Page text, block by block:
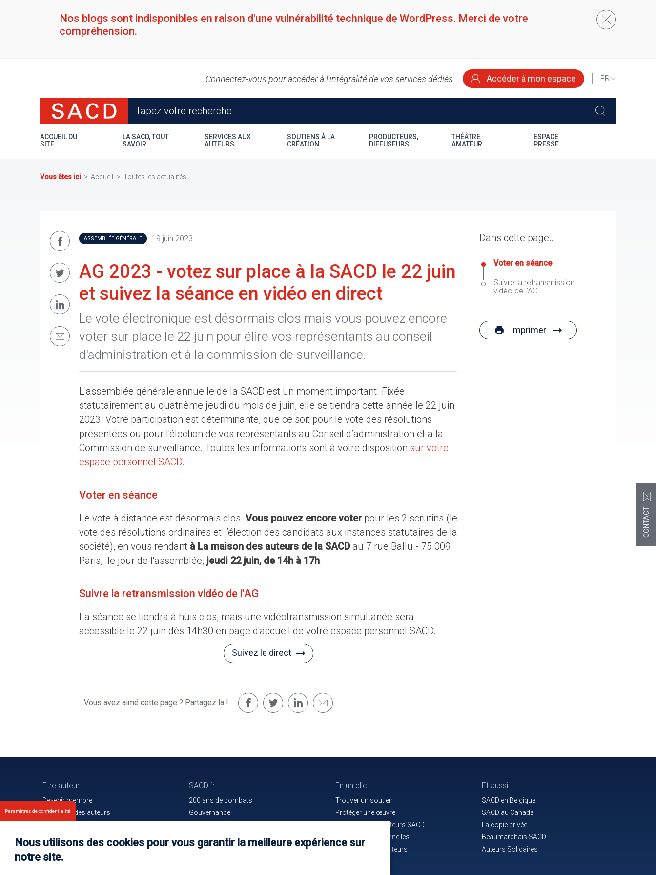
Nos blogs sont indisponibles en raison d'une vulnérabilité technique de WordPress. Merci de votre
compréhension.
Connectez-vous pour accéder à l'intégralité de vos services dédiés Accéder à mon espace
SELECT
LANGUAGE
ACCUEIL DU
SITE
LA SACD, TOUT
SAVOIR
SERVICES AUX
AUTEURS
SOUTIENS À LA
CRÉATION
PRODUCTEURS,
DIFFUSEURS...
THÉÂTRE
AMATEUR
ESPACE
PRESSE
Vous êtes ici Accueil Toutes les actualités
ASSEMBLÉE GÉNÉRALE 19 juin 2023
AG 2023 - votez sur place à la SACD le 22 juin
et suivez la séance en vidéo en direct
Le vote électronique est désormais clos mais vous pouvez encore
voter sur place le 22 juin pour élire vos représentants au conseil
d'administration et à la commission de surveillance.
L'assemblée générale annuelle de la SACD est un moment important. Fixée
statutairement au quatrième jeudi du mois de juin, elle se tiendra cette année le 22 juin
2023. Votre participation est déterminante, que ce soit pour le vote des résolutions
présentées ou pour l'élection de vos représentants au Conseil d’administration et à la
Commission de surveillance. Toutes les informations sont à votre disposition sur votre
espace personnel SACD.
Voter en séance
Le vote à distance est désormais clos. Vous pouvez encore voterpour les 2 scrutins (le
vote des résolutions ordinaires et l’élection des candidats aux instances statutaires de la
société), en vous rendant à La maison des auteurs de la SACDau 7 rue Ballu - 75 009
Paris, le jour de l'assemblée, jeudi 22 juin, de 14h à 17h.
Suivre la retransmission vidéo de l'AG
La séance se tiendra à huis clos, mais une vidéotransmission simultanée sera
accessible le 22 juin dès 14h30 en page d'accueil de votre espace personnel SACD.
Suivez le direct
Vous avez aimé cette page ? Partagez la !
Dans cette page…
Voter en séance
Suivre la retransmission
vidéo de l'AG
Imprimer
Etre auteur
Devenir membre
Les droits des auteurs
Nos membres
SACD.fr
200 ans de combats
Gouvernance
Communiqués de presse
Oeuvres en cours d'identification
En un clic
Trouver un soutien
Protéger une œuvre
La maison des auteurs SACD
Alertes professionnelles
La mutuelle des auteurs
Et aussi
SACD en Belgique
SACD au Canada
La copie privée
Beaumarchais SACD
Auteurs Solidaires
CONTACT
Paramètres de confidentialité
Nous utilisons des cookies pour vous garantir la meilleure expérience sur
notre site.